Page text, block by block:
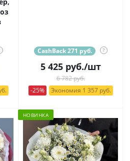
CashBack 271 руб. ?
5 425руб./шт
6 782 руб.
-25%
Экономия 1 357 руб.
НОВИНКА